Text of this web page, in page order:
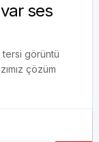
ses
görüntü
çözüm